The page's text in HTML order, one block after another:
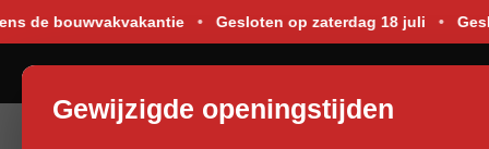
de bouwvakvakantie • Gesloten op zaterdag 18 juli •
0523-264176
Gewijzigde openingstijden